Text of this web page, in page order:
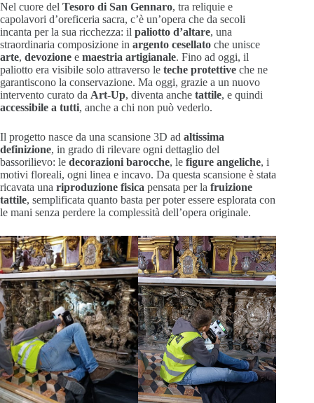
Nel cuore del Tesoro di San Gennaro, tra reliquie e
capolavori d’oreficeria sacra, c’è un’opera che da secoli
incanta per la sua ricchezza: il paliotto d’altare, una
straordinaria composizione in argento cesellato che unisce
arte, devozione e maestria artigianale. Fino ad oggi, il
paliotto era visibile solo attraverso le teche protettive che ne
garantiscono la conservazione. Ma oggi, grazie a un nuovo
intervento curato da Art-Up, diventa anche tattile, e quindi
accessibile a tutti, anche a chi non può vederlo.
Il progetto nasce da una scansione 3D ad altissima
definizione, in grado di rilevare ogni dettaglio del
bassorilievo: le decorazioni barocche, le figure angeliche, i
motivi floreali, ogni linea e incavo. Da questa scansione è stata
ricavata una riproduzione fisica pensata per la fruizione
tattile, semplificata quanto basta per poter essere esplorata con
le mani senza perdere la complessità dell’opera originale.